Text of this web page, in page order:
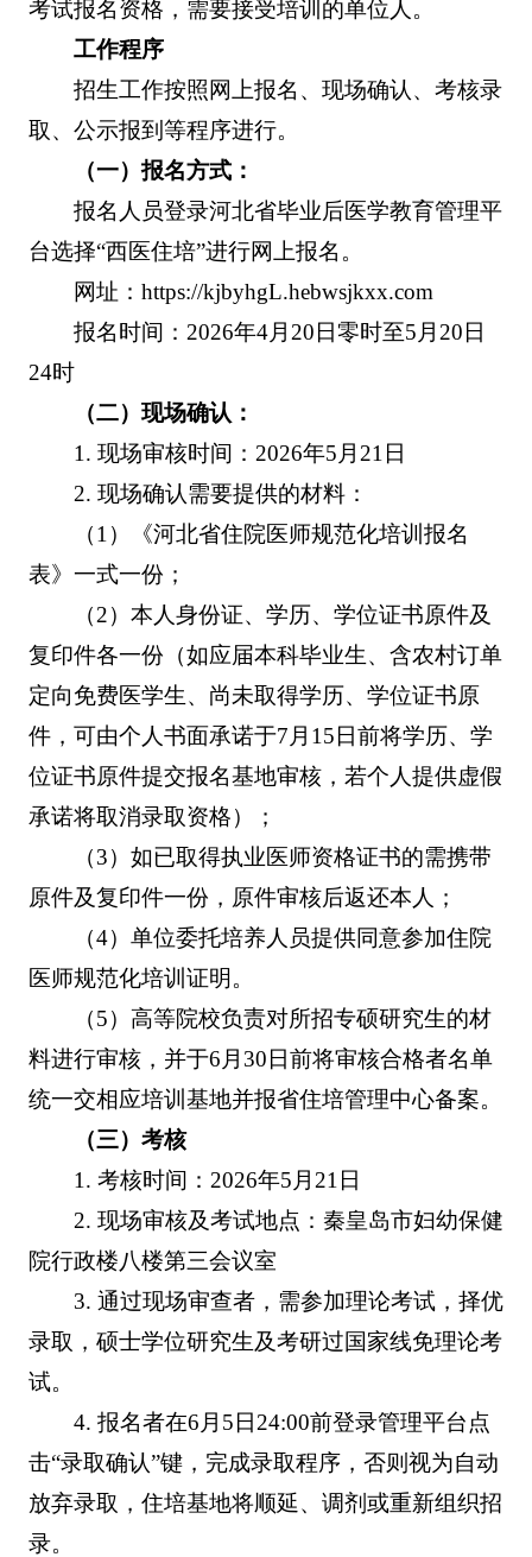
考试报名资格，需要接受培训的单位人。
工作程序
招生工作按照网上报名、现场确认、考核录
取、公示报到等程序进行。
（一）报名方式：
报名人员登录河北省毕业后医学教育管理平
台选择“西医住培”进行网上报名。
网址：https://kjbyhgL.hebwsjkxx.com
报名时间：2026年4月20日零时至5月20日
24时
（二）现场确认：
1. 现场审核时间：2026年5月21日
2. 现场确认需要提供的材料：
（1）《河北省住院医师规范化培训报名
表》一式一份；
（2）本人身份证、学历、学位证书原件及
复印件各一份（如应届本科毕业生、含农村订单
定向免费医学生、尚未取得学历、学位证书原
件，可由个人书面承诺于7月15日前将学历、学
位证书原件提交报名基地审核，若个人提供虚假
承诺将取消录取资格）；
（3）如已取得执业医师资格证书的需携带
原件及复印件一份，原件审核后返还本人；
（4）单位委托培养人员提供同意参加住院
医师规范化培训证明。
（5）高等院校负责对所招专硕研究生的材
料进行审核，并于6月30日前将审核合格者名单
统一交相应培训基地并报省住培管理中心备案。
（三）考核
1. 考核时间：2026年5月21日
2. 现场审核及考试地点：秦皇岛市妇幼保健
院行政楼八楼第三会议室
3. 通过现场审查者，需参加理论考试，择优
录取，硕士学位研究生及考研过国家线免理论考
试。
4. 报名者在6月5日24:00前登录管理平台点
击“录取确认”键，完成录取程序，否则视为自动
放弃录取，住培基地将顺延、调剂或重新组织招
录。